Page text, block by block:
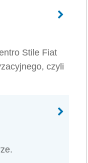
Stile Fiat
czyli